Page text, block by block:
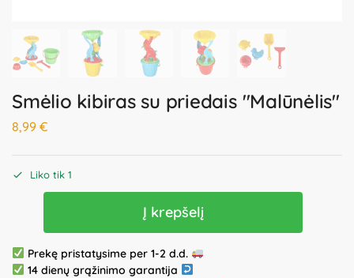
Smėlio kibiras su priedais "Malūnėlis"
8,99 €
Liko tik 1
Į krepšelį
Prekę pristatysime per 1-2 d.d.
14 dienų grąžinimo garantija